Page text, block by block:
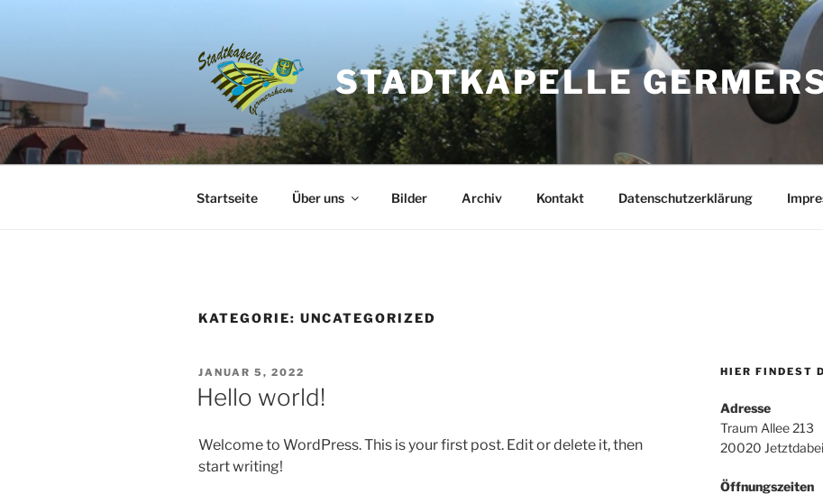
STADTKAPELLE
Startseite Über uns Bilder Archiv Kontakt Datenschutzerklärung
KATEGORIE: UNCATEGORIZED
VERÖFFENTLICHT
AM
JANUAR 5, 2022
Hello world!
Welcome to WordPress. This is your first post. Edit or delete it, then
start writing!
HIER FINDEST
Adresse
Traum Allee 213
20020 Jetztdabei
Öffnungszeiten